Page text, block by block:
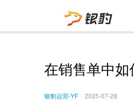
在销售单中如
银豹运营-YF 2025-07-28